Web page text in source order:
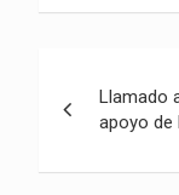
de
Llamado
apoyo de